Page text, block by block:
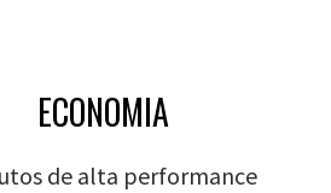
ECONOMIA
de alta performance